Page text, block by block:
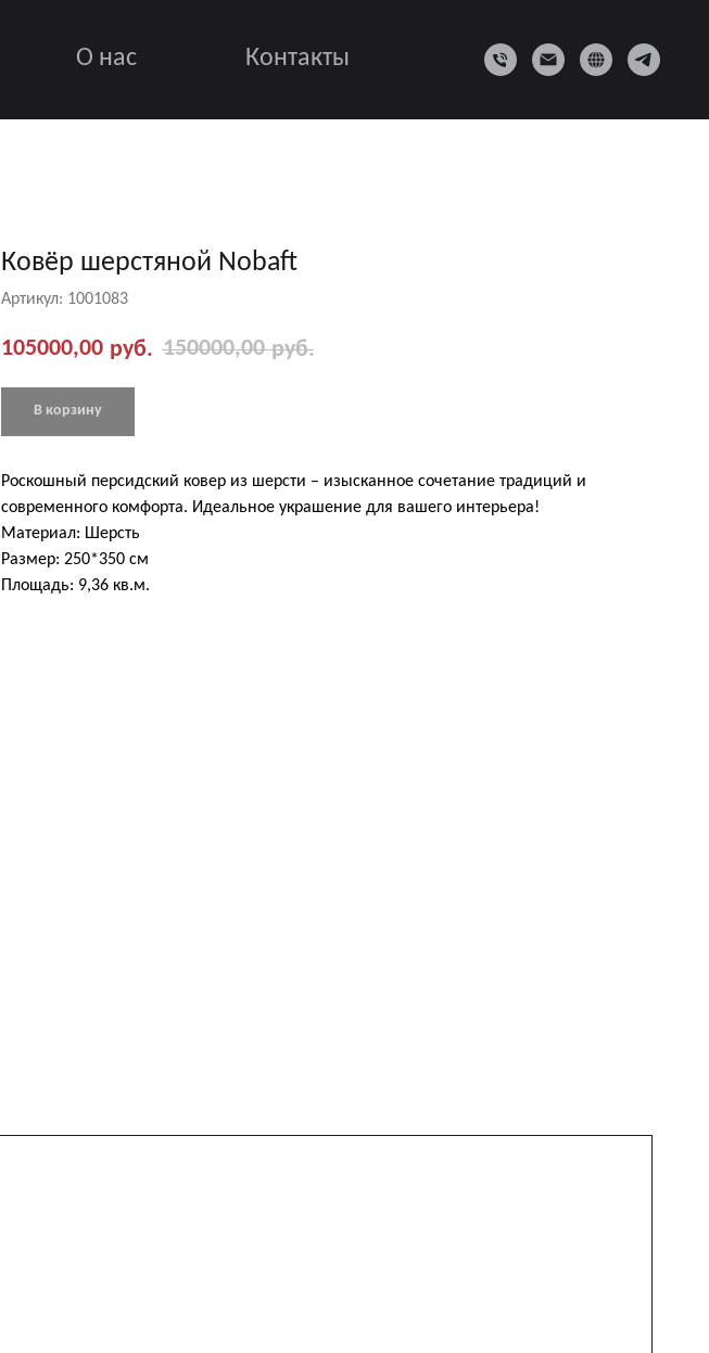
О нас Контакты
Ковёр шерстяной Nobaft
Артикул: 1001083
105000,00 руб. 150000,00 руб.
В корзину
Роскошный персидский ковер из шерсти – изысканное сочетание традиций и
современного комфорта. Идеальное украшение для вашего интерьера!
Материал: Шерсть
Размер: 250*350 см
Площадь: 9,36 кв.м.